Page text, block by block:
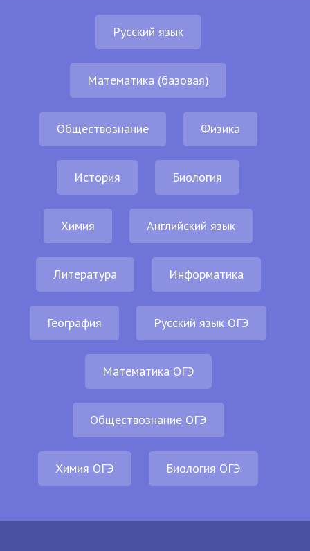
Русский язык
Математика (базовая)
Обществознание Физика
История Биология
Химия Английский язык
Литература Информатика
География Русский язык ОГЭ
Математика ОГЭ
Обществознание ОГЭ
Химия ОГЭ Биология ОГЭ